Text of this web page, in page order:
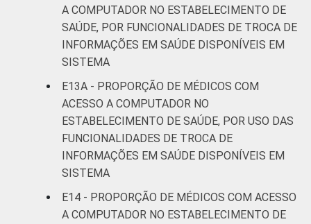
A COMPUTADOR NO ESTABELECIMENTO DE
SAÚDE, POR FUNCIONALIDADES DE TROCA DE
INFORMAÇÕES EM SAÚDE DISPONÍVEIS EM
SISTEMA
E13A - PROPORÇÃO DE MÉDICOS COM
ACESSO A COMPUTADOR NO
ESTABELECIMENTO DE SAÚDE, POR USO DAS
FUNCIONALIDADES DE TROCA DE
INFORMAÇÕES EM SAÚDE DISPONÍVEIS EM
SISTEMA
E14 - PROPORÇÃO DE MÉDICOS COM ACESSO
A COMPUTADOR NO ESTABELECIMENTO DE